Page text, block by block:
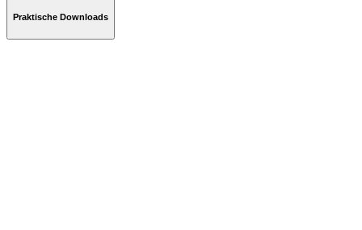
Praktische Downloads